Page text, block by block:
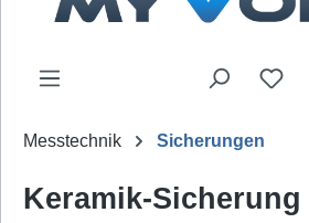
Messtechnik Sicherungen
Keramik-Sicherung